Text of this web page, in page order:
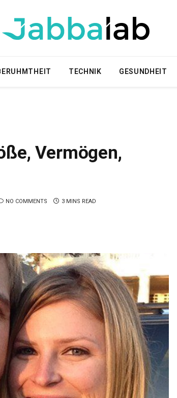
TECHNIK GESUNDHEIT
Vermögen,
NO COMMENTS 3 MINS READ